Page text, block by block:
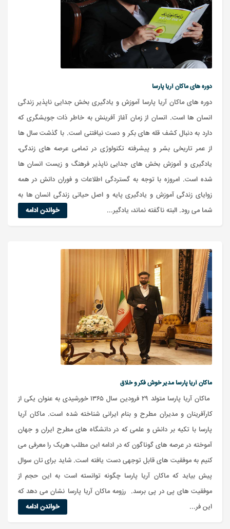
دوره های ماکان آریا پارسا
دوره های ماکان آریا پارسا آموزش و یادگیری بخش جدایی ناپذیر زندگی
انسان ها است. انسان از زمان آغاز آفرینش به خاطر ذات جویشگری که
دارد به دنبال کشف قله های بکر و دست نیافتنی است. با گذشت سال ها
از عمر تاریخی بشر و پیشرفته تکنولوژی در تمامی عرصه های زندگی،
یادگیری و آموزش بخش های جدایی ناپذیر فرهنگ و زیست انسان ها
شده است. امروزه با توجه به گستردگی اطلاعات و فوران دانش در همه
زوایای زندگی آموزش و یادگیری پایه و اصل حیاتی زندگی انسان ها به
شما می رود. البته ناگفته نماند، یادگیر...
خواندن ادامه
ماکان آریا پارسا مدیر خوش فکر و خلاق
ماکان آریا پارسا متولد ۲۹ فرودین سال ۱۳۶۵ خورشیدی به عنوان یکی از
کارآفرینان و مدیران مطرح و بنام ایرانی شناخته شده است. ماکان آریا
پارسا با تکیه بر دانش و علمی که در دانشگاه های مطرح ایران و جهان
آموخته در عرصه های گوناگون که در ادامه این مطلب هریک را معرفی می
کنیم به موفقیت های قابل توجهی دست یافته است. شاید برای تان سوال
پیش بیاید که ماکان آریا پارسا چگونه توانسته است به این حجم از
موفقیت های پی در پی برسد. رزومه ماکان آریا پارسا نشان می دهد که
این فر...
خواندن ادامه